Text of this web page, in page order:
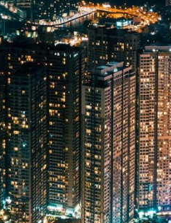
de ciudades
de Ha Giang),
ciudad
es uno de los
a pesar de
insuficientes
de la calidad
de la
del riesgo de